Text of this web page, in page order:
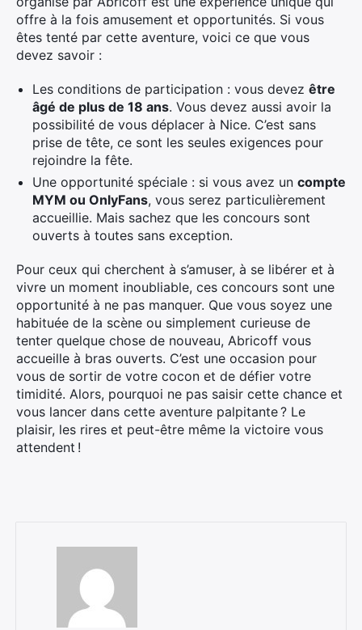
offre à la fois amusement et opportunités. Si vous
êtes tenté par cette aventure, voici ce que vous
devez savoir :
Les conditions de participation : vous devez être
âgé de plus de 18 ans. Vous devez aussi avoir la
possibilité de vous déplacer à Nice. C’est sans
prise de tête, ce sont les seules exigences pour
rejoindre la fête.
Une opportunité spéciale : si vous avez un compte
MYM ou OnlyFans, vous serez particulièrement
accueillie. Mais sachez que les concours sont
ouverts à toutes sans exception.
Pour ceux qui cherchent à s’amuser, à se libérer et à
vivre un moment inoubliable, ces concours sont une
opportunité à ne pas manquer. Que vous soyez une
habituée de la scène ou simplement curieuse de
tenter quelque chose de nouveau, Abricoff vous
accueille à bras ouverts. C’est une occasion pour
vous de sortir de votre cocon et de défier votre
timidité. Alors, pourquoi ne pas saisir cette chance et
vous lancer dans cette aventure palpitante ? Le
plaisir, les rires et peut-être même la victoire vous
attendent !